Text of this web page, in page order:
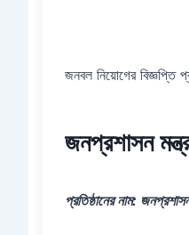
জনবল নিয়োগের বিজ্ঞপ্তি
জনপ্রশাসন
প্রতিষ্ঠানের নাম: